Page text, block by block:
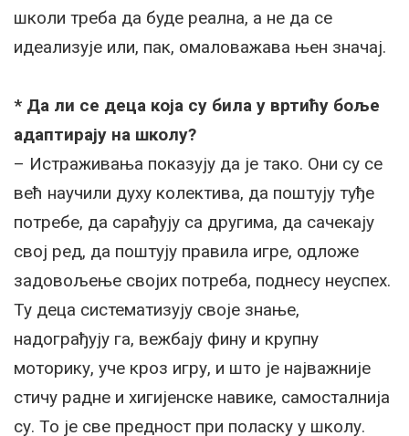
школи треба да буде реална, а не да се
идеализује или, пак, омаловажава њен значај.
* Да ли се деца која су била у вртићу боље
адаптирају на школу?
– Истраживања показују да је тако. Они су се
већ научили духу колектива, да поштују туђе
потребе, да сарађују са другима, да сачекају
свој ред, да поштују правила игре, одложе
задовољење својих потреба, поднесу неуспех.
Ту деца систематизују своје знање,
надограђују га, вежбају фину и крупну
моторику, уче кроз игру, и што је најважније
стичу радне и хигијенске навике, самосталнија
су. То је све предност при поласку у школу.